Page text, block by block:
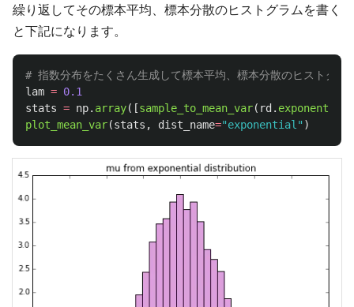
繰り返してその標本平均、標本分散のヒストグラムを書く
と下記になります。
lam = 0.1
stats = np. array([sample_to_mean_var( rd . exponential
plot_mean_var(stats , dist_name="exponential " )